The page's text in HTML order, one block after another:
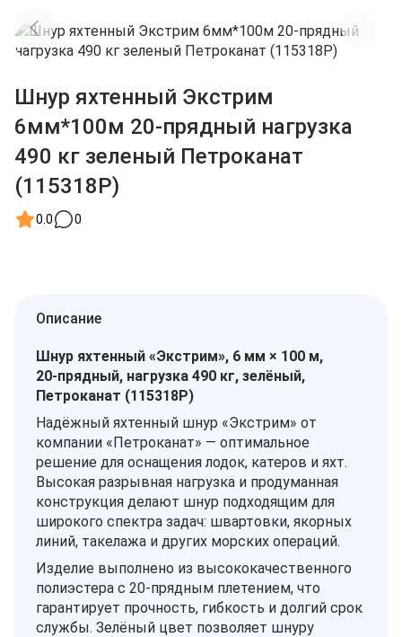
Шнур яхтенный Экстрим
6мм*100м 20-прядный нагрузка
490 кг зеленый Петроканат
(115318P)
0.0 0
Описание
Шнур яхтенный «Экстрим», 6 мм × 100 м,
20‑прядный, нагрузка 490 кг, зелёный,
Петроканат (115318P)
Надёжный яхтенный шнур «Экстрим» от
компании «Петроканат» — оптимальное
решение для оснащения лодок, катеров и яхт.
Высокая разрывная нагрузка и продуманная
конструкция делают шнур подходящим для
широкого спектра задач: швартовки, якорных
линий, такелажа и других морских операций.
Изделие выполнено из высококачественного
полиэстера с 20‑прядным плетением, что
гарантирует прочность, гибкость и долгий срок
службы. Зелёный цвет позволяет шнуру